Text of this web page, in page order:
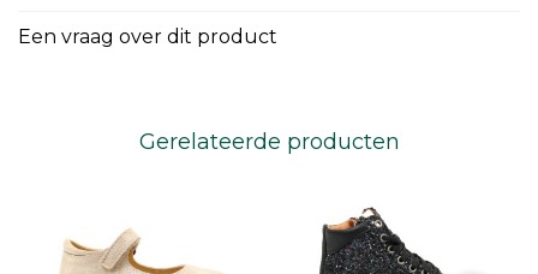
Een vraag over dit product
Gerelateerde producten